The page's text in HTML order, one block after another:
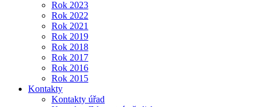
Rok 2023
Rok 2022
Rok 2021
Rok 2019
Rok 2018
Rok 2017
Rok 2016
Rok 2015
Kontakty
Kontakty úřad